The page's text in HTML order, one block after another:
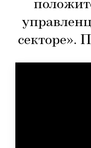
секторе».